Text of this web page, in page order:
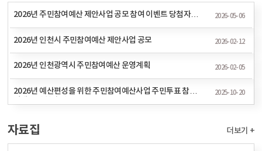
2026년 주민참여예산 제안사업 공모 참여 이벤트 당첨자
2026-05-06
2026년 인천시 주민참여예산 제안사업 공모 2026-02-12
2026년 인천광역시 주민참여예산 운영계획 2026-02-05
2026년 예산편성을 위한 주민참여예산사업 주민투표 참여
2025-10-20
자료집 더보기 +